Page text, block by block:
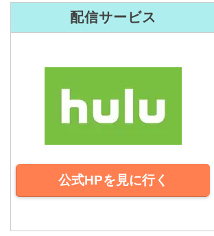
配信サービス
公式HPを見に行く